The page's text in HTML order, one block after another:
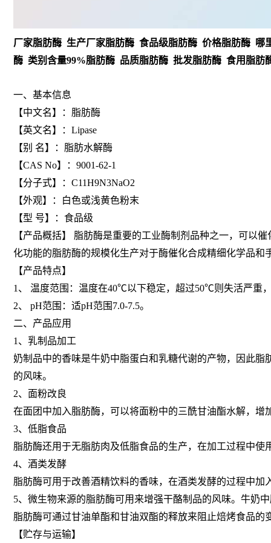
厂家脂肪酶 生产厂家脂肪酶 食品级脂肪酶 价格脂肪酶
酶 类别含量99%脂肪酶 品质脂肪酶 批发脂肪酶 食用脂
一、基本信息
【中文名】：脂肪酶
【英文名】：Lipase
【别 名】：脂肪水解酶
【CAS No】：9001-62-1
【分子式】：C11H9N3NaO2
【外观】：白色或浅黄色粉末
【型 号】：食品级
【产品概括】 脂肪酶是重要的工业酶制剂品种之一，可以
化功能的脂肪酶的规模化生产对于酶催化合成精细化学品和
【产品特点】
1、 温度范围：温度在40℃以下稳定，超过50℃则失活严重
2、 pH范围：适pH范围7.0-7.5。
二、产品应用
1、乳制品加工
奶制品中的香味是牛奶中脂蛋白和乳糖代谢的产物，因此
的风味。
2、面粉改良
在面团中加入脂肪酶，可以将面粉中的三酰甘油酯水解，
3、低脂食品
脂肪酶还用于无脂肪肉及低脂食品的生产，在加工过程中
4、酒类发酵
脂肪酶可用于改善酒精饮料的香味，在酒类发酵的过程中
5、微生物来源的脂肪酶可用来增强干酪制品的风味。牛奶
脂肪酶可通过甘油单酯和甘油双酯的释放来阻止焙烤食品的
【贮存与运输】